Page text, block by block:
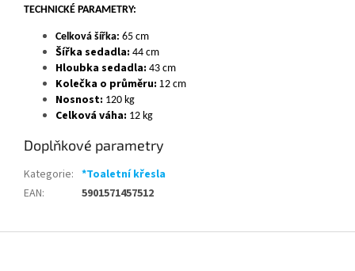
TECHNICKÉ PARAMETRY:
Celková šířka: 65 cm
Šířka sedadla: 44 cm
Hloubka sedadla: 43 cm
Kolečka o průměru: 12 cm
Nosnost: 120 kg
Celková váha: 12 kg
Doplňkové parametry
Kategorie: *Toaletní křesla
EAN: 5901571457512